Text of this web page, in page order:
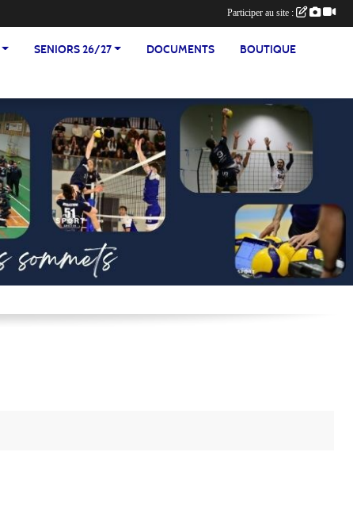
SENIORS 26/27 DOCUMENTS
BOUTIQUE
Participer au site :